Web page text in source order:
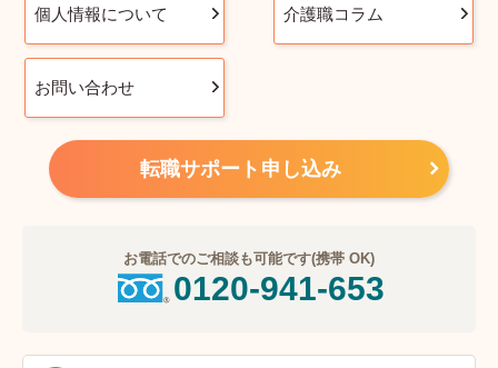
個人情報について 介護職コラム
お問い合わせ
転職サポート申し込み
お電話でのご相談も可能です(携帯 OK)
0120-941-653